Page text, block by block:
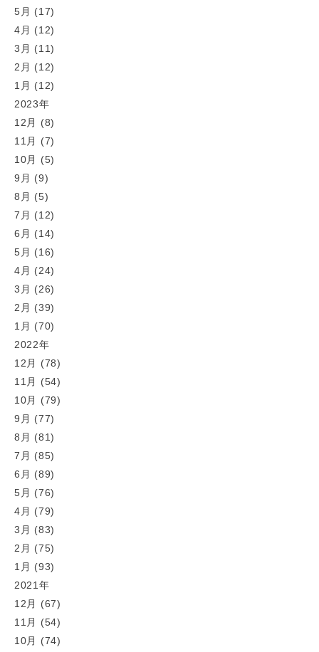
5月 (17)
4月 (12)
3月 (11)
2月 (12)
1月 (12)
2023年
12月 (8)
11月 (7)
10月 (5)
9月 (9)
8月 (5)
7月 (12)
6月 (14)
5月 (16)
4月 (24)
3月 (26)
2月 (39)
1月 (70)
2022年
12月 (78)
11月 (54)
10月 (79)
9月 (77)
8月 (81)
7月 (85)
6月 (89)
5月 (76)
4月 (79)
3月 (83)
2月 (75)
1月 (93)
2021年
12月 (67)
11月 (54)
10月 (74)